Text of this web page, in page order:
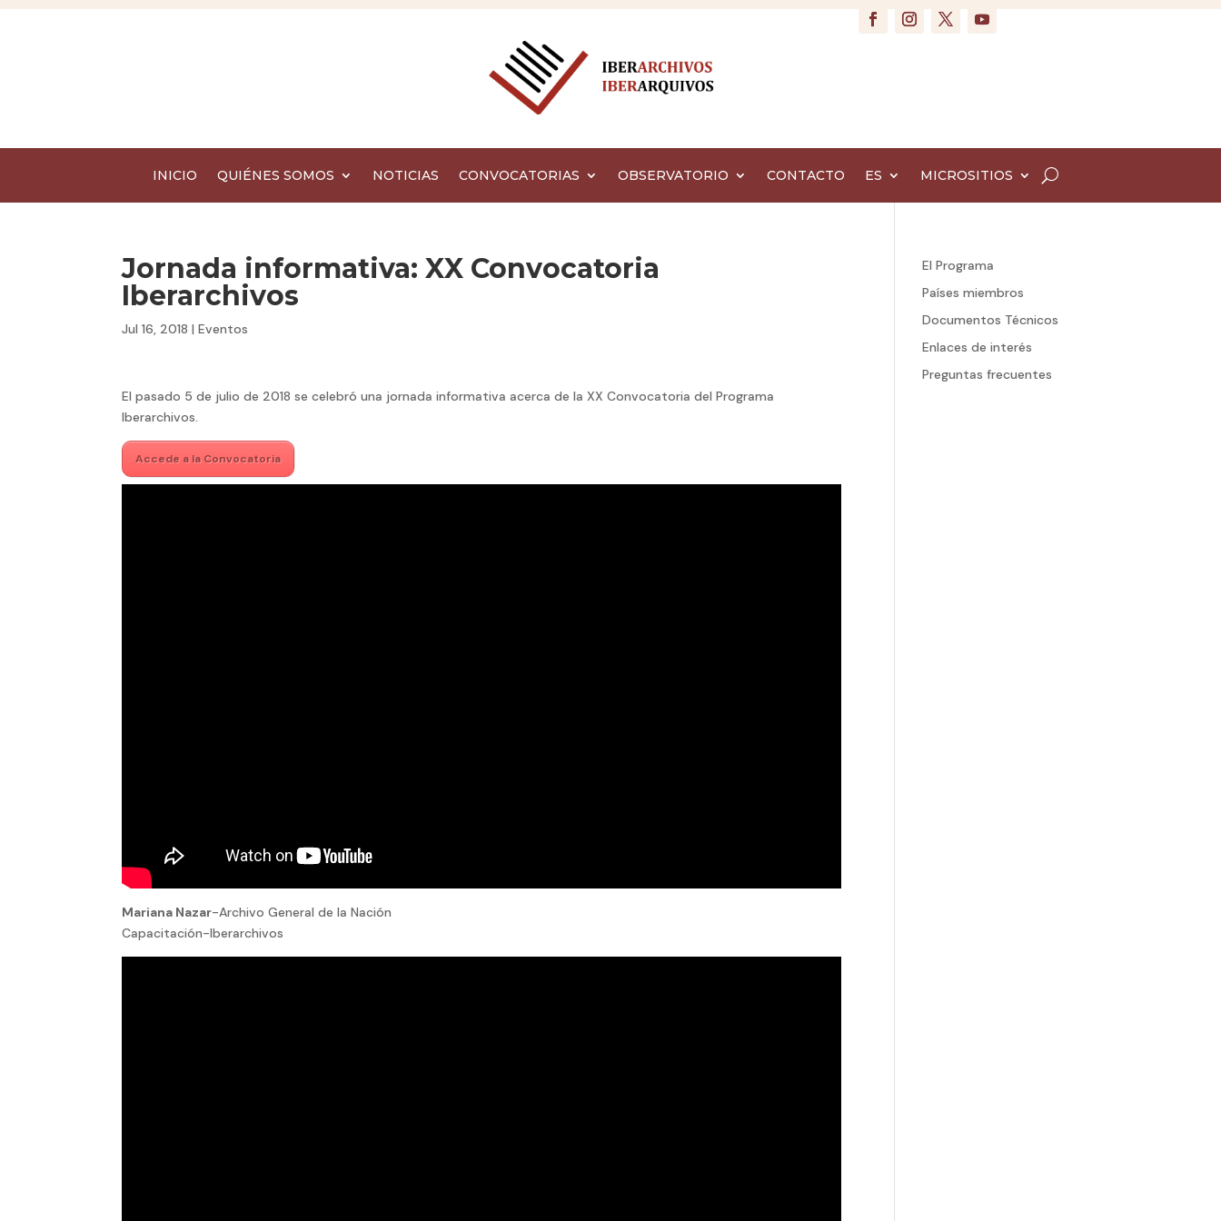
INICIO QUIÉNES SOMOS NOTICIAS CONVOCATORIAS OBSERVATORIO CONTACTO ES MICROSITIOS
Jornada informativa: XX Convocatoria
Iberarchivos
Jul 16, 2018 |Eventos
El pasado 5 de julio de 2018 se celebró una jornada informativa acerca de la XX Convocatoria del Programa
Iberarchivos.
Accede a la Convocatoria
Mariana Nazar-Archivo General de la Nación
Capacitación-Iberarchivos
El Programa
Países miembros
Documentos Técnicos
Enlaces de interés
Preguntas frecuentes